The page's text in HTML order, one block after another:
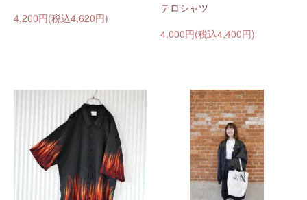
4,200円(税込4,620円)
テロシャツ
4,000円(税込4,400円)